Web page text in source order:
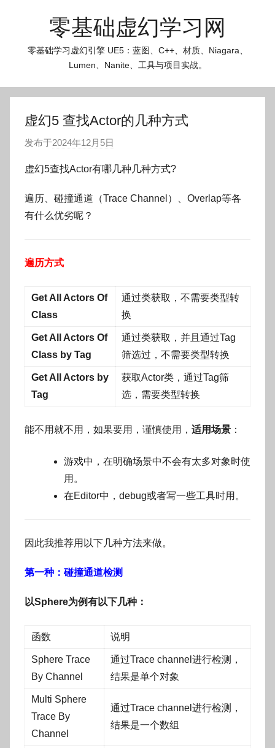
零基础虚幻学习网
零基础学习虚幻引擎 UE5：蓝图、C++、材质、Niagara、
Lumen、Nanite、工具与项目实战。
虚幻5 查找Actor的几种方式
发布于2024年12月5日
:
g
虚幻5查找Actor有哪几种几种方式?
遍历、碰撞通道（Trace Channel）、Overlap等各
有什么优劣呢？
遍历方式
Get All Actors Of
Class
通过类获取，不需要类型转
换
Get All Actors Of
Class by Tag
通过类获取，并且通过Tag
筛选过，不需要类型转换
Get All Actors by
Tag
获取Actor类，通过Tag筛
选，需要类型转换
能不用就不用，如果要用，谨慎使用， 适用场景 ：
游戏中，在明确场景中不会有太多对象时使
用。
在Editor中，debug或者写一些工具时用。
因此我推荐用以下几种方法来做。
第一种：碰撞通道检测
以Sphere为例有以下几种：
函数 说明
Sphere Trace
By Channel
通过Trace channel进行检测，
结果是单个对象
Multi Sphere
Trace By
Channel
通过Trace channel进行检测，
结果是一个数组